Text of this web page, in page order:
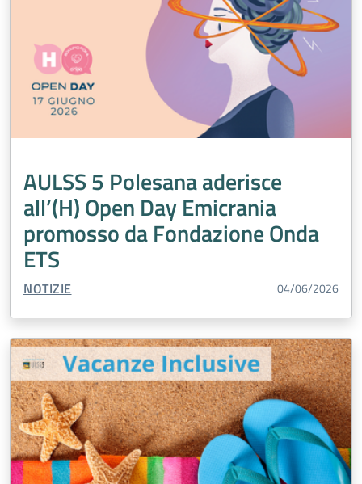
AULSS 5 Polesana aderisce
all’(H) Open Day Emicrania
promosso da Fondazione Onda
ETS
TIPO CONTENUTO:
NOTIZIE 04/06/2026